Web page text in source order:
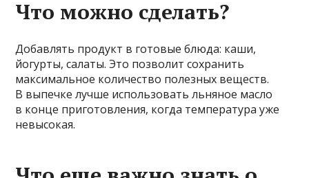
Что можно сделать?
Добавлять продукт в готовые блюда: каши,
йогурты, салаты. Это позволит сохранить
максимальное количество полезных веществ.
В выпечке лучше использовать льняное масло
в конце приготовления, когда температура уже
невысокая.